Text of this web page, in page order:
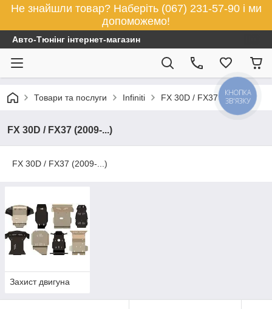
Не знайшли товар? Наберіть (067) 231-57-90 і ми
допоможемо!
Авто-Тюнінг інтернет-магазин
Товари та послуги Infiniti FX 30D / FX37 (2009-...)
FX 30D / FX37 (2009-...)
FX 30D / FX37 (2009-...)
Захист двигуна
КНОПКА
ЗВ'ЯЗКУ